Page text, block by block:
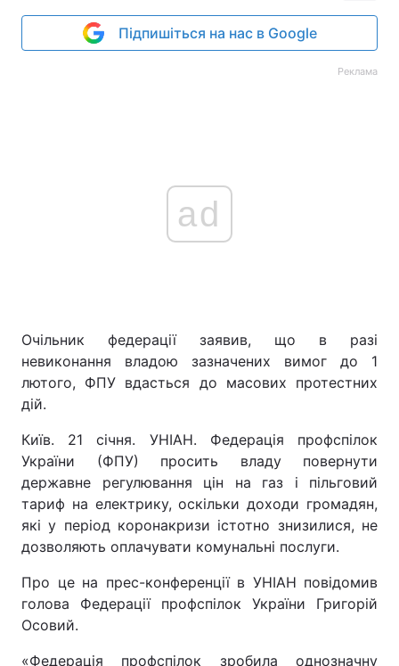
Підпишіться на нас в Google
Реклама
ad
Очільник федерації заявив, що в разі
невиконання владою зазначених вимог до 1
лютого, ФПУ вдасться до масових протестних
дій.
Київ. 21 січня. УНІАН. Федерація профспілок
України (ФПУ) просить владу повернути
державне регулювання цін на газ і пільговий
тариф на електрику, оскільки доходи громадян,
які у період коронакризи істотно знизилися, не
дозволяють оплачувати комунальні послуги.
Про це на прес-конференції в УНІАН повідомив
голова Федерації профспілок України Григорій
Осовий.
«Федерація профспілок зробила однозначну